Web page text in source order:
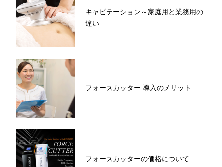
キャビテーション～家庭用と業務用の
違い
フォースカッター 導入のメリット
フォースカッターの価格について